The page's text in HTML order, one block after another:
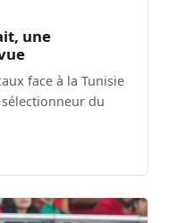
une
face à la Tunisie
du